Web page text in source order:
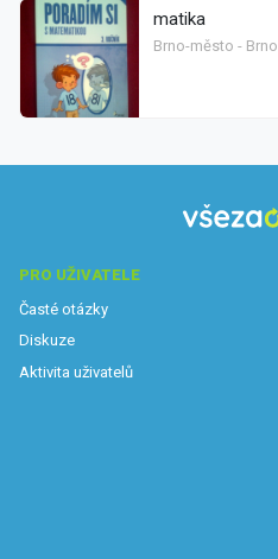
matika
Brno-město - Brno
PRO UŽIVATELE
Časté otázky
Diskuze
Aktivita uživatelů